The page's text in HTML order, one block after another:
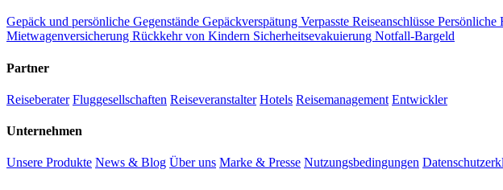
Gepäck und persönliche Gegenstände Gepäckverspätung Verpasste Reiseanschlüsse Persönliche
Mietwagenversicherung Rückkehr von Kindern Sicherheitsevakuierung Notfall-Bargeld
Partner
Reiseberater Fluggesellschaften Reiseveranstalter Hotels Reisemanagement Entwickler
Unternehmen
Unsere Produkte News & Blog Über uns Marke & Presse Nutzungsbedingungen